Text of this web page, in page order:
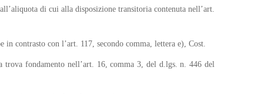
di cui alla disposizione transitoria contenuta nell’art.
contrasto con l’art. 117, secondo comma, lettera e), Cost.
fondamento nell’art. 16, comma 3, del d.lgs. n. 446 del